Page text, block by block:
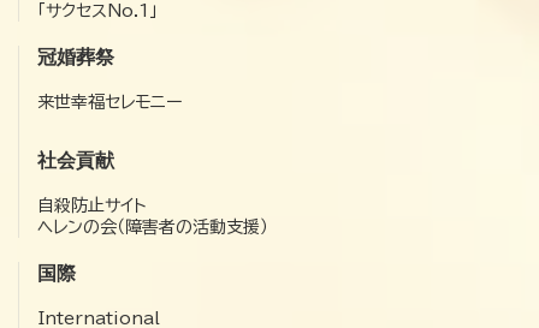
「サクセスNo.1」
冠婚葬祭
来世幸福セレモニー
社会貢献
自殺防止サイト
ヘレンの会（障害者の活動支援）
国際
International